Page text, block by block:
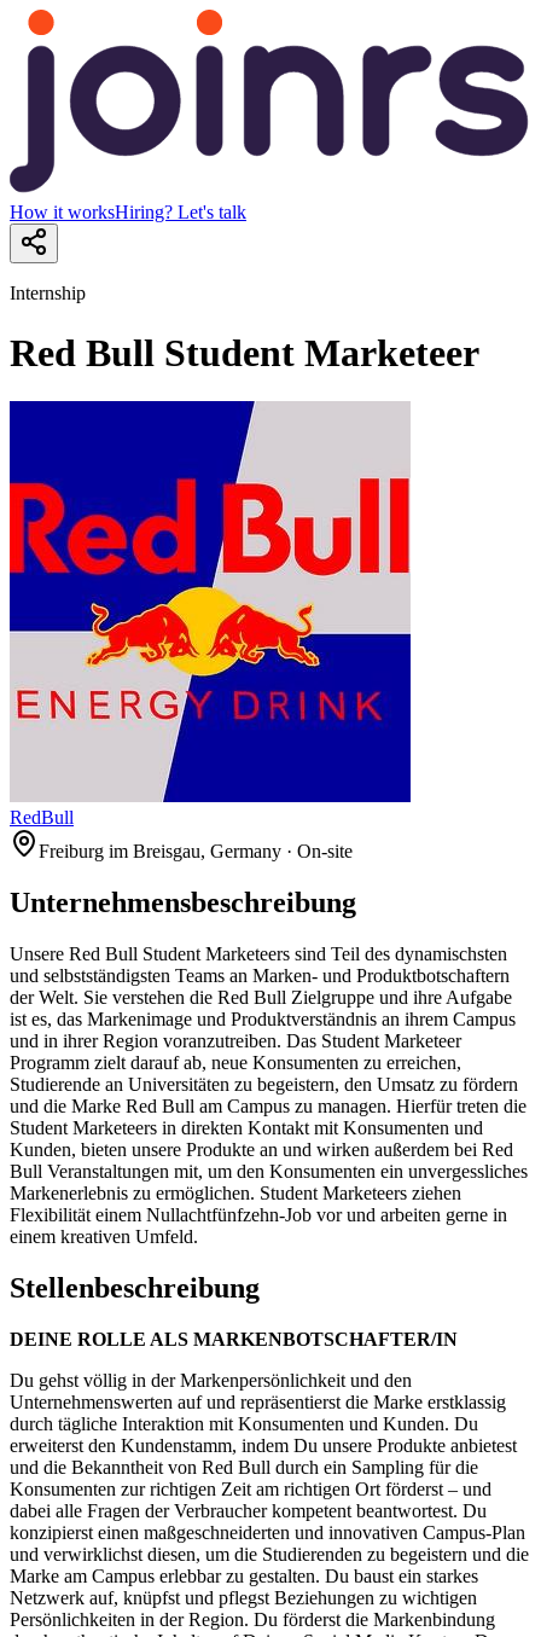
How it worksHiring? Let's talk
Internship
Red Bull Student Marketeer
RedBull
Freiburg im Breisgau, Germany · On-site
Unternehmensbeschreibung
Unsere Red Bull Student Marketeers sind Teil des dynamischsten
und selbstständigsten Teams an Marken- und Produktbotschaftern
der Welt. Sie verstehen die Red Bull Zielgruppe und ihre Aufgabe
ist es, das Markenimage und Produktverständnis an ihrem Campus
und in ihrer Region voranzutreiben. Das Student Marketeer
Programm zielt darauf ab, neue Konsumenten zu erreichen,
Studierende an Universitäten zu begeistern, den Umsatz zu fördern
und die Marke Red Bull am Campus zu managen. Hierfür treten die
Student Marketeers in direkten Kontakt mit Konsumenten und
Kunden, bieten unsere Produkte an und wirken außerdem bei Red
Bull Veranstaltungen mit, um den Konsumenten ein unvergessliches
Markenerlebnis zu ermöglichen. Student Marketeers ziehen
Flexibilität einem Nullachtfünfzehn-Job vor und arbeiten gerne in
einem kreativen Umfeld.
Stellenbeschreibung
DEINE ROLLE ALS MARKENBOTSCHAFTER/IN
Du gehst völlig in der Markenpersönlichkeit und den
Unternehmenswerten auf und repräsentierst die Marke erstklassig
durch tägliche Interaktion mit Konsumenten und Kunden. Du
erweiterst den Kundenstamm, indem Du unsere Produkte anbietest
und die Bekanntheit von Red Bull durch ein Sampling für die
Konsumenten zur richtigen Zeit am richtigen Ort förderst – und
dabei alle Fragen der Verbraucher kompetent beantwortest. Du
konzipierst einen maßgeschneiderten und innovativen Campus-Plan
und verwirklichst diesen, um die Studierenden zu begeistern und die
Marke am Campus erlebbar zu gestalten. Du baust ein starkes
Netzwerk auf, knüpfst und pflegst Beziehungen zu wichtigen
Persönlichkeiten in der Region. Du förderst die Markenbindung